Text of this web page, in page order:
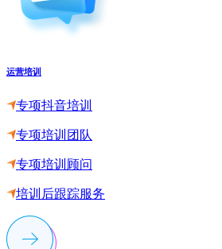
运营培训
专项抖音培训
专项培训团队
专项培训顾问
培训后跟踪服务